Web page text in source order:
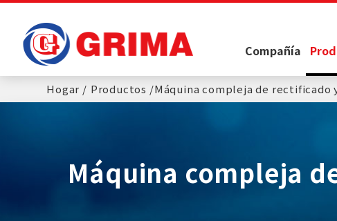
Compañía
Hogar Productos Máquina compleja de rectificado
Máquina compleja